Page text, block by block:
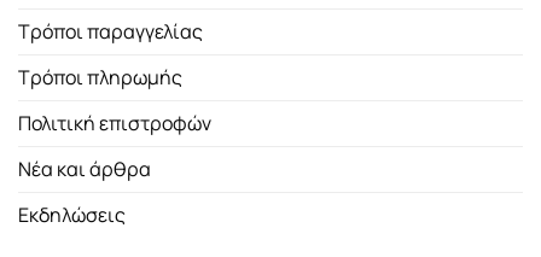
Τρόποι παραγγελίας
Τρόποι πληρωμής
Πολιτική επιστροφών
Νέα και άρθρα
Εκδηλώσεις